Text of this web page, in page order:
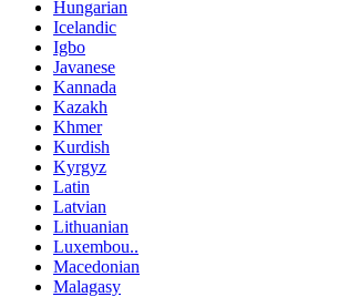
Hungarian
Icelandic
Igbo
Javanese
Kannada
Kazakh
Khmer
Kurdish
Kyrgyz
Latin
Latvian
Lithuanian
Luxembou..
Macedonian
Malagasy